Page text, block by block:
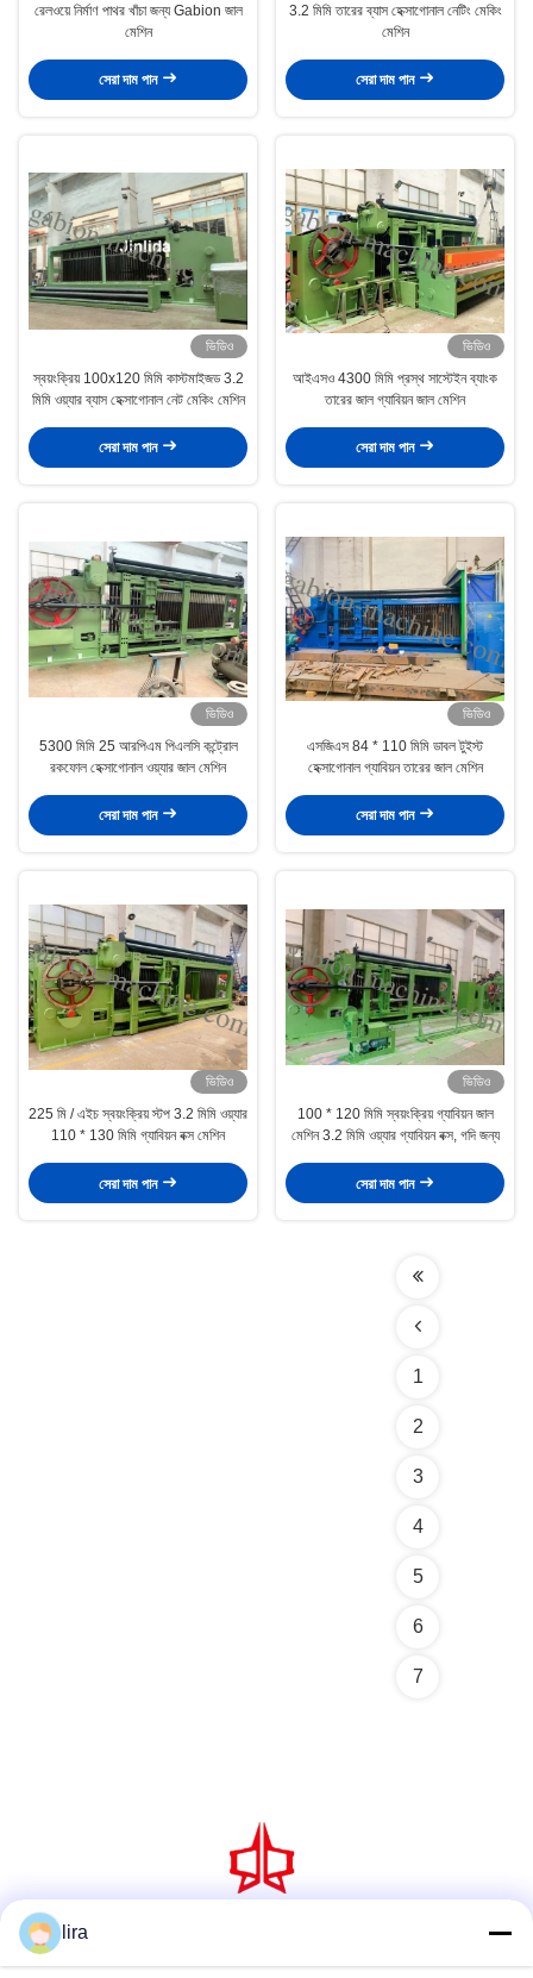
রেলওয়ে নির্মাণ পাথর খাঁচা জন্য Gabion জাল
মেশিন
সেরা দাম পান
3.2 মিমি তারের ব্যাস হেক্সাগোনাল নেটিং মেকিং
মেশিন
সেরা দাম পান
ভিডিও
স্বয়ংক্রিয় 100x120 মিমি কাস্টমাইজড 3.2
মিমি ওয়্যার ব্যাস হেক্সাগোনাল নেট মেকিং মেশিন
সেরা দাম পান
ভিডিও
আইএসও 4300 মিমি প্রস্থ সাস্টেইন ব্যাংক
তারের জাল গ্যাবিয়ন জাল মেশিন
সেরা দাম পান
ভিডিও
5300 মিমি 25 আরপিএম পিএলসি কন্ট্রোল
রকফোল হেক্সাগোনাল ওয়্যার জাল মেশিন
সেরা দাম পান
ভিডিও
এসজিএস 84 * 110 মিমি ডাবল টুইস্ট
হেক্সাগোনাল গ্যাবিয়ন তারের জাল মেশিন
সেরা দাম পান
ভিডিও
225 মি / এইচ স্বয়ংক্রিয় স্টপ 3.2 মিমি ওয়্যার
110 * 130 মিমি গ্যাবিয়ন বক্স মেশিন
সেরা দাম পান
ভিডিও
100 * 120 মিমি স্বয়ংক্রিয় গ্যাবিয়ন জাল
মেশিন 3.2 মিমি ওয়্যার গ্যাবিয়ন বক্স, গদি জন্য
সেরা দাম পান
1
2
3
4
5
6
7
lira